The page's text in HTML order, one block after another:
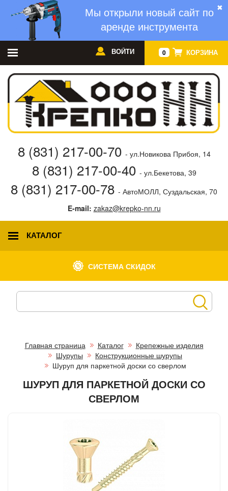
✖
Мы открыли новый сайт по
аренде инструмента
0 КОРЗИНА
ВОЙТИ
8 (831) 217-00-70 - ул.Новикова Прибоя, 14
8 (831) 217-00-40 - ул.Бекетова, 39
8 (831) 217-00-78 - АвтоМОЛЛ, Суздальская, 70
E-mail: zakaz@krepko-nn.ru
КАТАЛОГ
СИСТЕМА СКИДОК
Главная страница Каталог
Крепежные изделия
Шурупы
Конструкционные шурупы
Шуруп для паркетной доски со сверлом
ШУРУП ДЛЯ ПАРКЕТНОЙ ДОСКИ СО
СВЕРЛОМ